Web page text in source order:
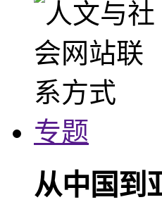
专题
从中国到